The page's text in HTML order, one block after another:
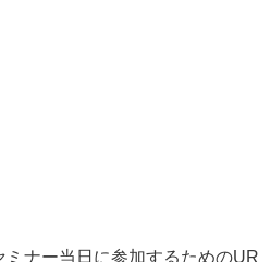
ナー当日に参加するための